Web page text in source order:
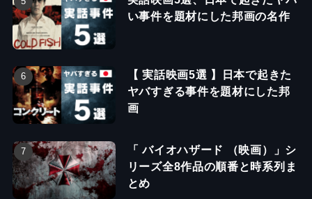
い事件を題材にした邦画の名作
【 実話映画5選 】日本で起きた
ヤバすぎる事件を題材にした邦
画
「 バイオハザード （映画）」シ
リーズ全8作品の順番と時系列ま
とめ